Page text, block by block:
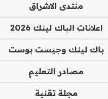
منتدى الاشراق
اعلانات الباك لينك 2026
باك لينك وجيست بوست
مصادر التعليم
مجلة تقنية